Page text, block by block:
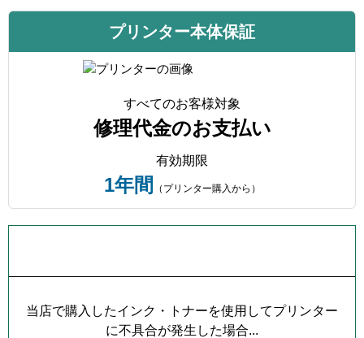
プリンター本体保証
すべてのお客様対象
修理代金のお支払い
有効期限
1年間 （プリンター購入から）
当店で購入したインク・トナーを使用してプリンター
に不具合が発生した場合...